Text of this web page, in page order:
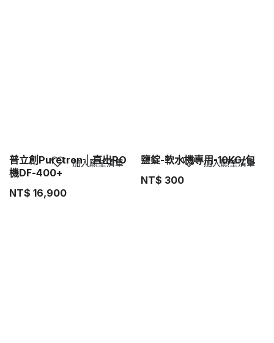
普立創Puretron｜直出RO
機DF-400+
NT$ 16,900
加入願望清單
鹽錠-軟水機專用-10KG/包
NT$ 300
加入願望清單